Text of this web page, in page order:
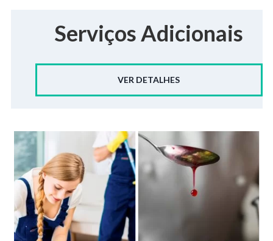
Serviços Adicionais
VER DETALHES